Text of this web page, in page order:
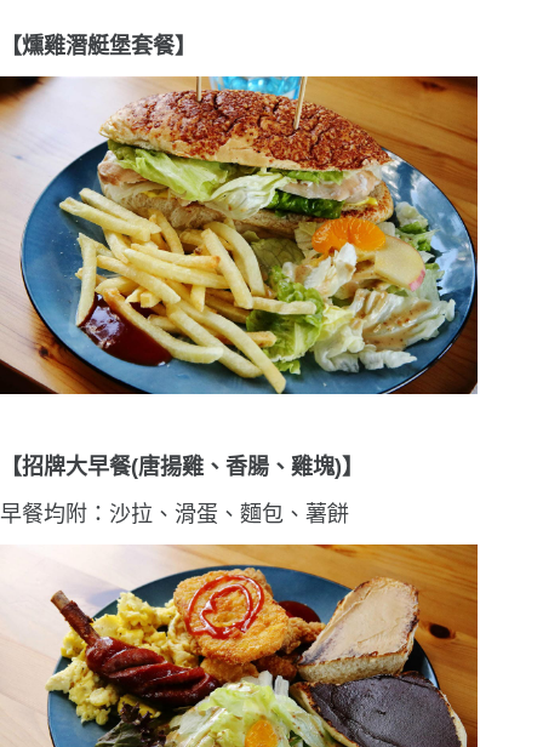
【燻雞潛艇堡套餐】
【招牌大早餐(唐揚雞 、香腸、雞塊)】
早餐均附：沙拉、滑蛋、麵包、薯餅